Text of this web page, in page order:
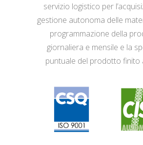
servizio logistico per
gestione autonoma delle
programmazione della
giornaliera e mensile e la
puntuale del prodotto finito